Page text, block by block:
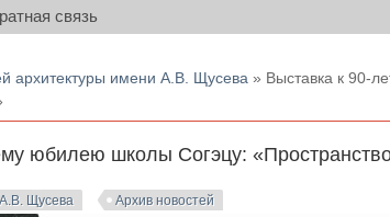
связь
архитектуры имени А.В. Щусева » Выставка к 90-
юбилею школы Согэцу:
Щусева Архив новостей